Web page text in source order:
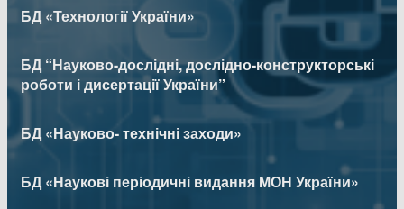
БД «Технології України»
БД “Науково-дослідні, дослідно-конструкторські
роботи і дисертації України”
БД «Науково- технічні заходи»
БД «Наукові періодичні видання МОН України»